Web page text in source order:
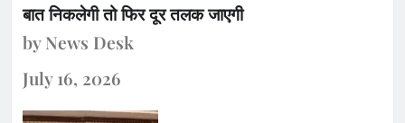
बात निकलेगी तो फिर दूर तलक जाएगी
by News Desk
July 16, 2026